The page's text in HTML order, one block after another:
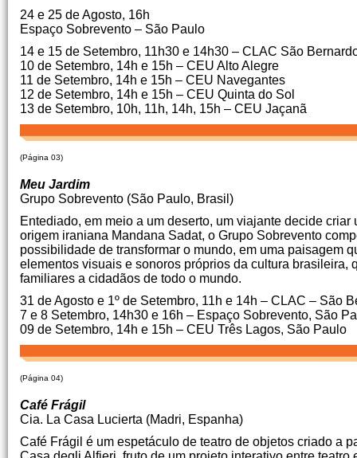
24 e 25 de Agosto, 16h
Espaço Sobrevento – São Paulo
14 e 15 de Setembro, 11h30 e 14h30 – CLAC São
10 de Setembro, 14h e 15h – CEU Alto Alegre
11 de Setembro, 14h e 15h – CEU Navegantes
12 de Setembro, 14h e 15h – CEU Quinta do Sol
13 de Setembro, 10h, 11h, 14h, 15h – CEU Jaçanã
(Página 03)
Meu Jardim
Grupo Sobrevento (São Paulo, Brasil)
Entediado, em meio a um deserto, um viajante decide
origem iraniana Mandana Sadat, o Grupo Sobrevento
possibilidade de transformar o mundo, em uma paisagem
elementos visuais e sonoros próprios da cultura
familiares a cidadãos de todo o mundo.
31 de Agosto e 1º de Setembro, 11h e 14h – CLAC – São
7 e 8 Setembro, 14h30 e 16h – Espaço Sobrevento, São
09 de Setembro, 14h e 15h – CEU Três Lagos, São Paulo
(Página 04)
Café Frágil
Cia. La Casa Lucierta (Madri, Espanha)
Café Frágil é um espetáculo de teatro de objetos criado a